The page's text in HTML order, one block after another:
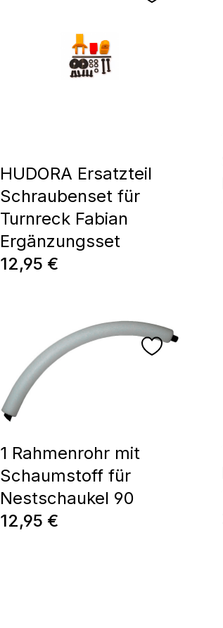
HUDORA Ersatzteil
Schraubenset für
Turnreck Fabian
Ergänzungsset
Regulärer Preis:
12,95 €
1 Rahmenrohr mit
Schaumstoff für
Nestschaukel 90
Regulärer Preis:
12,95 €